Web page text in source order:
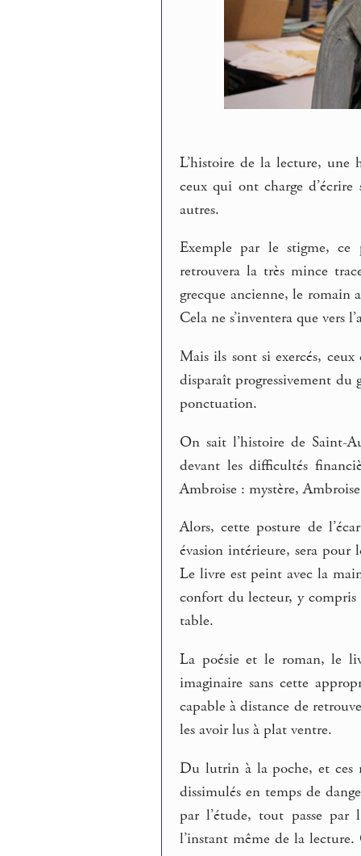
L’histoire de la lecture, une
ceux qui ont charge
autres.
Exemple par le stigme,
retrouvera la très mince
grecque ancienne, le romain
Cela ne s’inventera que vers
Mais ils sont si exercés,
disparaît progressivement
ponctuation.
On sait l’histoire de Saint-
devant les difficultés
Ambroise : mystère,
Alors, cette posture de
évasion intérieure, sera pour
Le livre est peint avec la
confort du lecteur, y
table.
La poésie et le roman, le
imaginaire sans cette
capable à distance de
les avoir lus à plat ventre.
Du lutrin à la poche, et ces
dissimulés en temps de
par l’étude, tout passe par
l’instant même de la